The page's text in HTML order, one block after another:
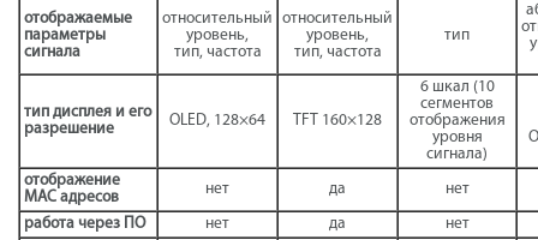
отображаемые
параметры
сигнала
относительный
уровень,
тип, частота
относительный
уровень,
тип, частота
тип
тип дисплея и его
разрешение
OLED, 128×64 TFT 160×128
6 шкал (10
сегментов
отображения
уровня
сигнала)
отображение
МАС адресов
нет да нет
работа через ПО нет да
нет